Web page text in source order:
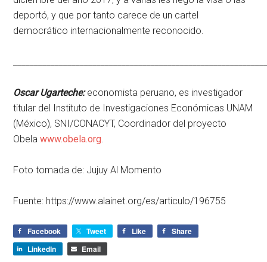
deportó, y que por tanto carece de un cartel
democrático internacionalmente reconocido.
Oscar Ugarteche:economista peruano, es investigador
titular del Instituto de Investigaciones Económicas UNAM
(México), SNI/CONACYT, Coordinador del proyecto
Obelawww.obela.org
Foto tomada de: Jujuy Al Momento
Fuente: https://www.alainet.org/es/articulo/196755
Facebook Tweet Like
Share
LinkedIn
Email